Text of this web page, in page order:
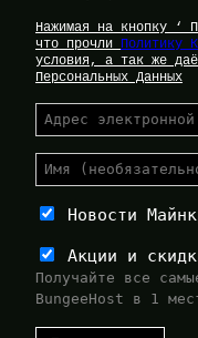
Нажимая на кнопку ‘
что прочли Политику
условия, а так же
Персональных Данных
Новости
Акции и
Получайте все
BungeeHost в 1